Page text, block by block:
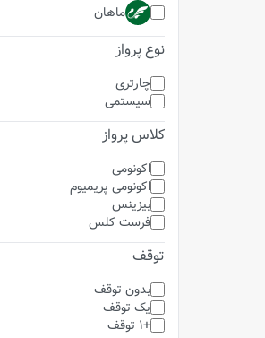
ماهان
نوع پرواز
چارتری
سیستمی
کلاس پرواز
اکونومی
اکونومی پریمیوم
بیزینس
فرست کلس
توقف
بدون توقف
یک توقف
+1 توقف